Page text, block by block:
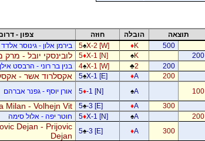
תוצאה הובלה חוזה צפון -
500
♦K
5♠X-2 [W] בירמן אלון - גינוסר אלדד
200
♠K
5♦X-1 [N] לובינסקי יובל - מרק
200
♣2
4♠X-1 [W] בנין בר רוני - הרבסט אילן
200
♦A
5♠X-1 [E] אקסלרוד אשר -
100
♠A
5♦-1 [N] אורן יוסף - גפנר אברהם
300
♦A
5♠-3 [E]
Milan - Volhejn Vit
200
♠A
5♦X-1 [N] חוטר יפה - אלול סימה
300
♦A
5♠-3 [E]
Dejan - Prijovic
Dejan